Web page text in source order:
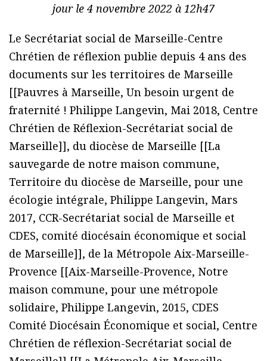
jour le 4 novembre 2022 à 12h47
Le Secrétariat social de Marseille-Centre
Chrétien de réflexion publie depuis 4 ans des
documents sur les territoires de Marseille
[[Pauvres à Marseille, Un besoin urgent de
fraternité ! Philippe Langevin, Mai 2018, Centre
Chrétien de Réflexion-Secrétariat social de
Marseille]], du diocèse de Marseille [[La
sauvegarde de notre maison commune,
Territoire du diocèse de Marseille, pour une
écologie intégrale, Philippe Langevin, Mars
2017, CCR-Secrétariat social de Marseille et
CDES, comité diocésain économique et social
de Marseille]], de la Métropole Aix-Marseille-
Provence [[Aix-Marseille-Provence, Notre
maison commune, pour une métropole
solidaire, Philippe Langevin, 2015, CDES
Comité Diocésain Économique et social, Centre
Chrétien de réflexion-Secrétariat social de